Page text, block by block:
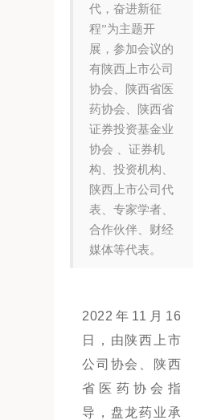
代，奋进新征
程”为主题开
展，参加会议的
有陕西上市公司
协会、陕西省医
药协会、陕西省
证券投资基金业
协会 、证券机
构、投资机构、
陕西上市公司代
表、专家学者、
合作伙伴、财经
媒体等代表。
2022年11月16
日，由陕西上市
公司协会、陕西
省医药协会指
导，盘龙药业承